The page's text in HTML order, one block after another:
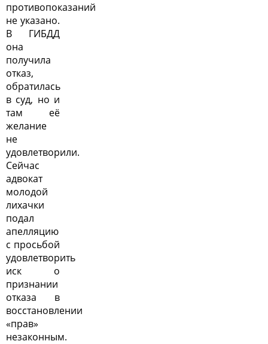
противопоказаний
не указано.
В ГИБДД
она
получила
отказ,
обратилась
в суд, но и
там её
желание
не
удовлетворили.
Сейчас
адвокат
молодой
лихачки
подал
апелляцию
с просьбой
удовлетворить
иск о
признании
отказа в
восстановлении
«прав»
незаконным.